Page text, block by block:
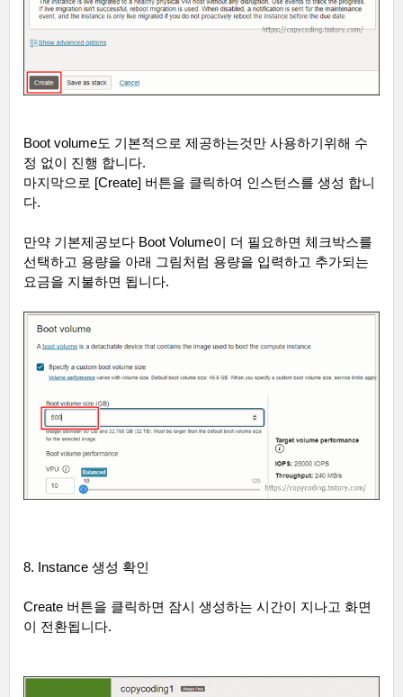
Boot volume도 기본적으로 제공하는것만 사용하기위해 수
정 없이 진행 합니다.
마지막으로 [Create] 버튼을 클릭하여 인스턴스를 생성 합니
다.
만약 기본제공보다 Boot Volume이 더 필요하면 체크박스를
선택하고 용량을 아래 그림처럼 용량을 입력하고 추가되는
요금을 지불하면 됩니다.
8. Instance 생성 확인
Create 버튼을 클릭하면 잠시 생성하는 시간이 지나고 화면
이 전환됩니다.